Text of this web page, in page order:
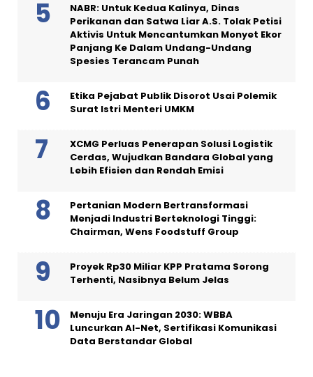
NABR: Untuk Kedua Kalinya, Dinas
Perikanan dan Satwa Liar A.S. Tolak Petisi
Aktivis Untuk Mencantumkan Monyet Ekor
Panjang Ke Dalam Undang-Undang
Spesies Terancam Punah
Etika Pejabat Publik Disorot Usai Polemik
Surat Istri Menteri UMKM
XCMG Perluas Penerapan Solusi Logistik
Cerdas, Wujudkan Bandara Global yang
Lebih Efisien dan Rendah Emisi
Pertanian Modern Bertransformasi
Menjadi Industri Berteknologi Tinggi:
Chairman, Wens Foodstuff Group
Proyek Rp30 Miliar KPP Pratama Sorong
Terhenti, Nasibnya Belum Jelas
Menuju Era Jaringan 2030: WBBA
Luncurkan AI-Net, Sertifikasi Komunikasi
Data Berstandar Global